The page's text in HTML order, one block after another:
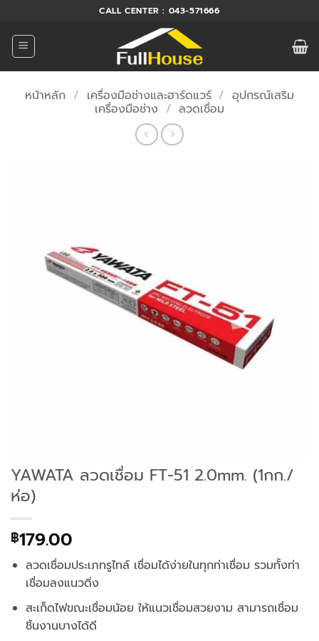
ยัง
เนื้อหา
CALL CENTER : 043-571666
หน้าหลัก / เครื่องมือช่างและฮาร์ดแวร์ / อุปกรณ์เสริม
เครื่องมือช่าง / ลวดเชื่อม
YAWATA ลวดเชื่อม FT-51 2.0mm. (1กก./
ห่อ)
฿179.00
ลวดเชื่อมประเภทรูไทล์ เชื่อมได้ง่ายในทุกท่าเชื่อม รวมทั้งท่า
เชื่อมลงแนวดิ่ง
สะเก็ดไฟขณะเชื่อมน้อย ให้แนวเชื่อมสวยงาม สามารถเชื่อม
ชิ้นงานบางได้ดี